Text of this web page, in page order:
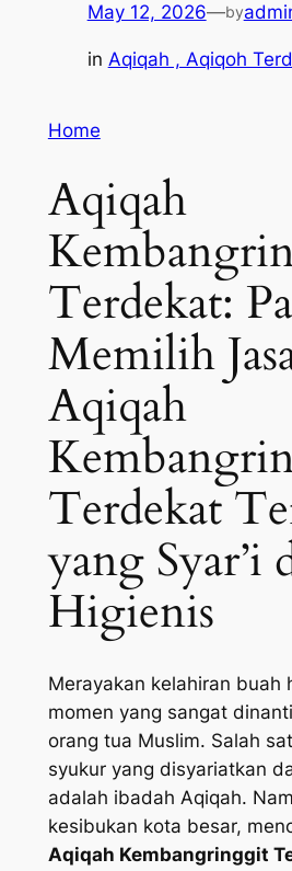
May 12, 2026—by
in Aqiqah , Aqiqoh
Home
Aqiqah
Terdekat:
Memilih
Aqiqah
Terdekat
yang Syar’i
Higienis
Merayakan kelahiran buah
momen yang sangat
orang tua Muslim. Salah
syukur yang disyariatkan
adalah ibadah Aqiqah.
kesibukan kota besar,
Aqiqah Kembangringgit